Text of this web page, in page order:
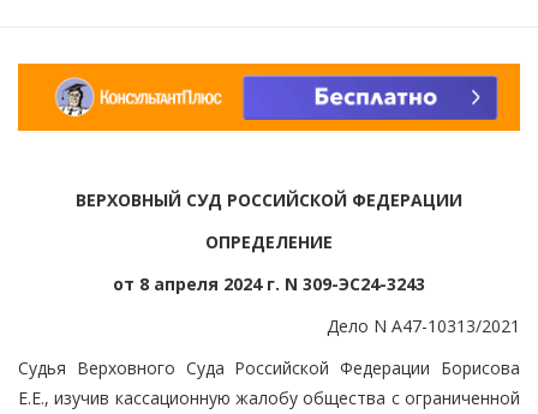
ВЕРХОВНЫЙ СУД РОССИЙСКОЙ ФЕДЕРАЦИИ
ОПРЕДЕЛЕНИЕ
от 8 апреля 2024 г. N 309-ЭС24-3243
Дело N А47-10313/2021
Судья Верховного Суда Российской Федерации Борисова
Е.Е., изучив кассационную жалобу общества с ограниченной